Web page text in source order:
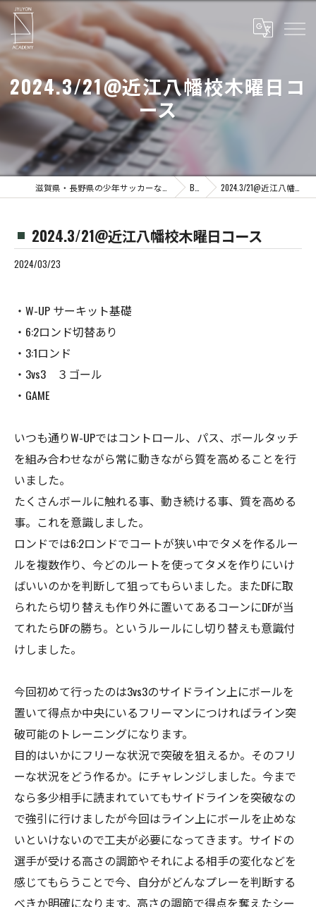
2024.3/21@近江八幡校木曜日コ
ース
Blog 2024.3/21@近江八幡校木曜日コース
2024.3/21@近江八幡校木曜日コース
2024/03/23
・W-UP サーキット基礎
・6:2ロンド切替あり
・3:1ロンド
・3vs3 ３ゴール
・GAME
いつも通りW-UPではコントロール、パス、ボールタッチ
を組み合わせながら常に動きながら質を高めることを行
いました。
たくさんボールに触れる事、動き続ける事、質を高める
事。これを意識しました。
ロンドでは6:2ロンドでコートが狭い中でタメを作るルー
ルを複数作り、今どのルートを使ってタメを作りにいけ
ばいいのかを判断して狙ってもらいました。またDFに取
られたら切り替えも作り外に置いてあるコーンにDFが当
てれたらDFの勝ち。というルールにし切り替えも意識付
けしました。
今回初めて行ったのは3vs3のサイドライン上にボールを
置いて得点か中央にいるフリーマンにつければライン突
破可能のトレーニングになります。
目的はいかにフリーな状況で突破を狙えるか。そのフリ
ーな状況をどう作るか。にチャレンジしました。今まで
なら多少相手に読まれていてもサイドラインを突破なの
で強引に行けましたが今回はライン上にボールを止めな
いといけないので工夫が必要になってきます。サイドの
選手が受ける高さの調節やそれによる相手の変化などを
感じてもらうことで今、自分がどんなプレーを判断する
べきか明確になります。高さの調節で得点を奪えたシー